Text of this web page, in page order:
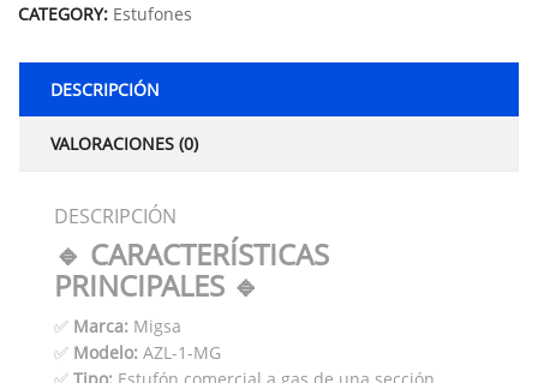
CATEGORY: Estufones
DESCRIPCIÓN
VALORACIONES (0)
DESCRIPCIÓN
🔹 CARACTERÍSTICAS
PRINCIPALES 🔹
✅ Marca: Migsa
✅ Modelo: AZL-1-MG